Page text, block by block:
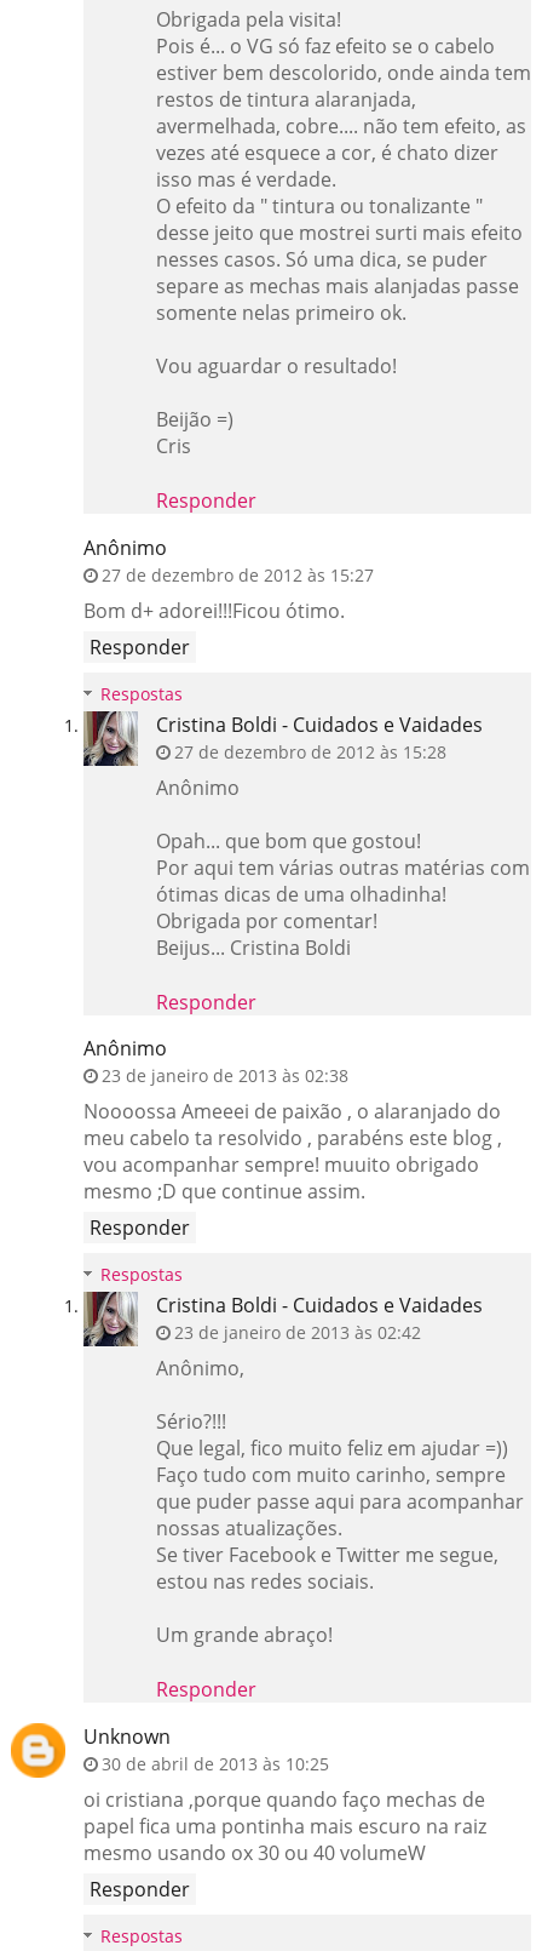
Obrigada pela visita!
Pois é... o VG só faz efeito se o cabelo
estiver bem descolorido, onde ainda tem
restos de tintura alaranjada,
avermelhada, cobre.... não tem efeito, as
vezes até esquece a cor, é chato dizer
isso mas é verdade.
O efeito da " tintura ou tonalizante "
desse jeito que mostrei surti mais efeito
nesses casos. Só uma dica, se puder
separe as mechas mais alanjadas passe
somente nelas primeiro ok.
Vou aguardar o resultado!
Beijão =)
Cris
Responder
Anônimo
27 de dezembro de 2012 às 15:27
Bom d+ adorei!!!Ficou ótimo.
Responder
Respostas
Cristina Boldi - Cuidados e Vaidades
27 de dezembro de 2012 às 15:28
Anônimo
Opah... que bom que gostou!
Por aqui tem várias outras matérias com
ótimas dicas de uma olhadinha!
Obrigada por comentar!
Beijus... Cristina Boldi
Responder
Anônimo
23 de janeiro de 2013 às 02:38
Noooossa Ameeei de paixão , o alaranjado do
meu cabelo ta resolvido , parabéns este blog ,
vou acompanhar sempre! muuito obrigado
mesmo ;D que continue assim.
Responder
Respostas
Cristina Boldi - Cuidados e Vaidades
23 de janeiro de 2013 às 02:42
Anônimo,
Sério?!!!
Que legal, fico muito feliz em ajudar =))
Faço tudo com muito carinho, sempre
que puder passe aqui para acompanhar
nossas atualizações.
Se tiver Facebook e Twitter me segue,
estou nas redes sociais.
Um grande abraço!
Responder
Unknown
30 de abril de 2013 às 10:25
oi cristiana ,porque quando faço mechas de
papel fica uma pontinha mais escuro na raiz
mesmo usando ox 30 ou 40 volumeW
Responder
Respostas